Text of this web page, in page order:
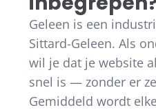
Geleen is een
Sittard-Geleen. Als
wil je dat je website
snel is — zonder er
Gemiddeld wordt